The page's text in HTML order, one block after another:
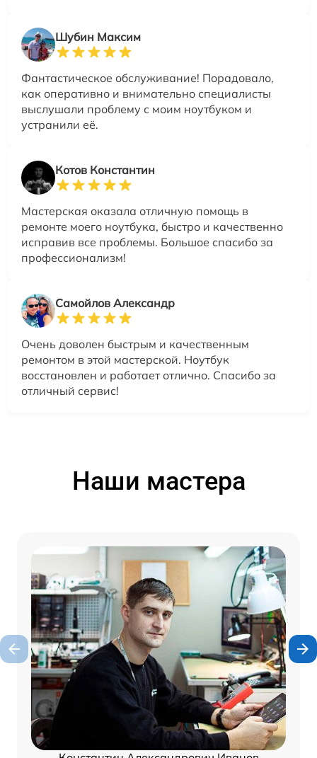
Шубин Максим
Фантастическое обслуживание! Порадовало,
как оперативно и внимательно специалисты
выслушали проблему с моим ноутбуком и
устранили её.
Котов Константин
Мастерская оказала отличную помощь в
ремонте моего ноутбука, быстро и качественно
исправив все проблемы. Большое спасибо за
профессионализм!
Самойлов Александр
Очень доволен быстрым и качественным
ремонтом в этой мастерской. Ноутбук
восстановлен и работает отлично. Спасибо за
отличный сервис!
Наши мастера